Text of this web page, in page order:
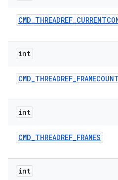
CMD_THREADREF_
int
CMD_THREADREF_FRAMECOUNT
int
CMD_THREADREF_FRAMES
int